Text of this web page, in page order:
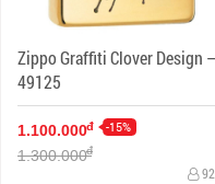
Zippo Graffiti Clover Design –
49125
1.100.000đ -15%
1.300.000đ